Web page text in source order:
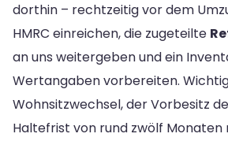
dorthin – rechtzeitig vor dem
HMRC einreichen, die zugeteilte
an uns weitergeben und ein
Wertangaben vorbereiten.
Wohnsitzwechsel, der Vorbesitz
Haltefrist von rund zwölf Monaten